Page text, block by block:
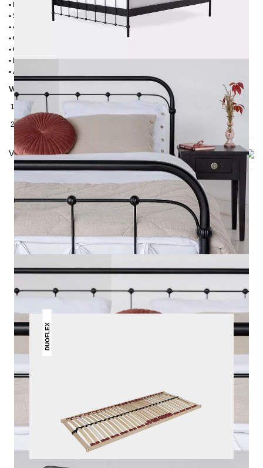
• Fußstopfen aus Kunststoff
• Seitenablagen für Lattenrost 2,8 cm
• 4 cm breite Mitteltraverse
• Ohne Lattenrost
• Ohne Matratze
• Lieferzustand: Zerlegt (in 2 Kartons)
• Andere RAL-Farben auf Anfrage möglich
Verpackungsdetails
1. Karton: 210x80x2030 mm, ≈ 25 kg
2. Karton: 1700x1050x130 mm, ≈ 37 kg
Versand & Lieferung
DAS KÖNNTE DIR AUCH
GEFALLEN
DUOFLEX